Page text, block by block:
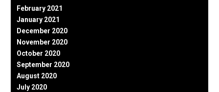
February 2021
January 2021
December 2020
November 2020
October 2020
September 2020
August 2020
July 2020